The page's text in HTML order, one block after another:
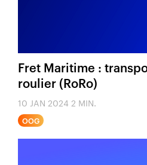
Fret Maritime :
roulier (RoRo)
10 JAN 2024 2 MIN.
OOG